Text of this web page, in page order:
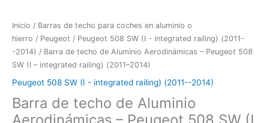
Inicio / Barras de techo para coches en aluminio o
hierro / Peugeot / Peugeot 508 SW (I - integrated railing) (2011-
-2014) / Barra de techo de Aluminio Aerodinámicas – Peugeot 508
SW (I – integrated railing) (2011–2014)
Peugeot 508 SW (I - integrated railing) (2011--2014)
Barra de techo de Aluminio
Aerodinámicas
-
Peugeot
508
(I
-
integrated